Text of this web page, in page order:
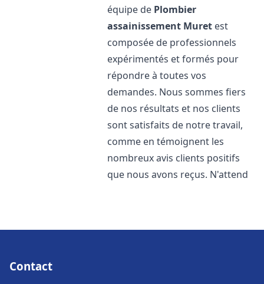
équipe de Plombier
assainissement Muret est
composée de professionnels
expérimentés et formés pour
répondre à toutes vos
demandes. Nous sommes fiers
de nos résultats et nos clients
sont satisfaits de notre travail,
comme en témoignent les
nombreux avis clients positifs
que nous avons reçus. N'attend
Contact